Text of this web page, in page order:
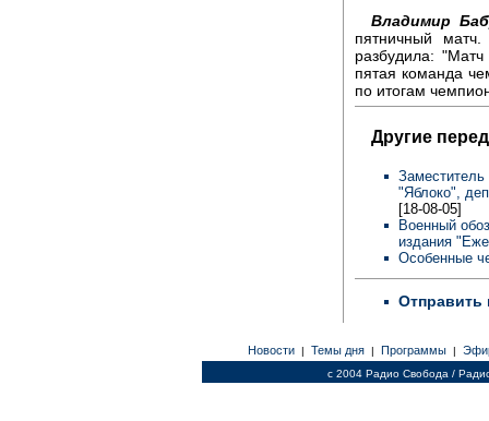
Владимир
пятничный
разбудила:
пятая команда
по итогам
Другие
Заместитель
"Яблоко",
[18-08-05]
Военный
издания
Особенные
Отправить
Новости | Темы дня | Программы |
c 2004 Радио Свобода /